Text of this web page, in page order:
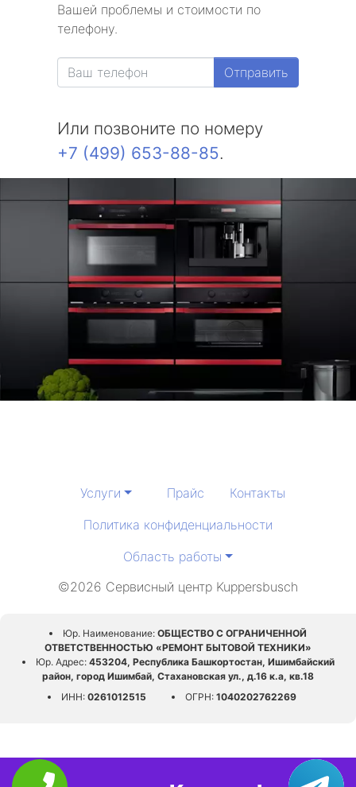
Вашей проблемы и стоимости по
телефону.
Отправить
Или позвоните по номеру
+7 (499) 653-88-85.
Услуги Прайс
Контакты
Политика конфиденциальности
Область работы
©2026 Сервисный центр Kuppersbusch
Юр. Наименование: ОБЩЕСТВО С ОГРАНИЧЕННОЙ
ОТВЕТСТВЕННОСТЬЮ «РЕМОНТ БЫТОВОЙ ТЕХНИКИ»
Юр. Адрес:453204, Республика Башкортостан, Ишимбайский
район, город Ишимбай, Стахановская ул., д.16 к.а, кв.18
ИНН:0261012515 ОГРН:1040202762269